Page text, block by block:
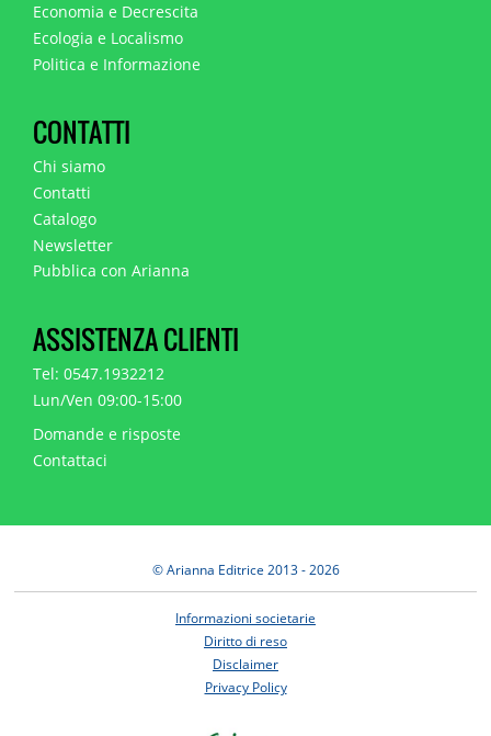
Economia e Decrescita
Ecologia e Localismo
Politica e Informazione
CONTATTI
Chi siamo
Contatti
Catalogo
Newsletter
Pubblica con Arianna
ASSISTENZA CLIENTI
Tel: 0547.1932212
Lun/Ven 09:00-15:00
Domande e risposte
Contattaci
© Arianna Editrice 2013 - 2026
Informazioni societarie
Diritto di reso
Disclaimer
Privacy Policy